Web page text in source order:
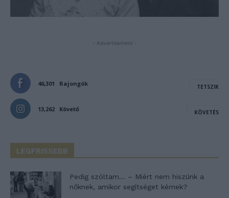
- Advertisement -
46,301 Rajongók TETSZIK
13,262 Követő KÖVETÉS
LEGFRISSEBB
Pedig szóltam… – Miért nem hiszünk a
nőknek, amikor segítséget kérnek?